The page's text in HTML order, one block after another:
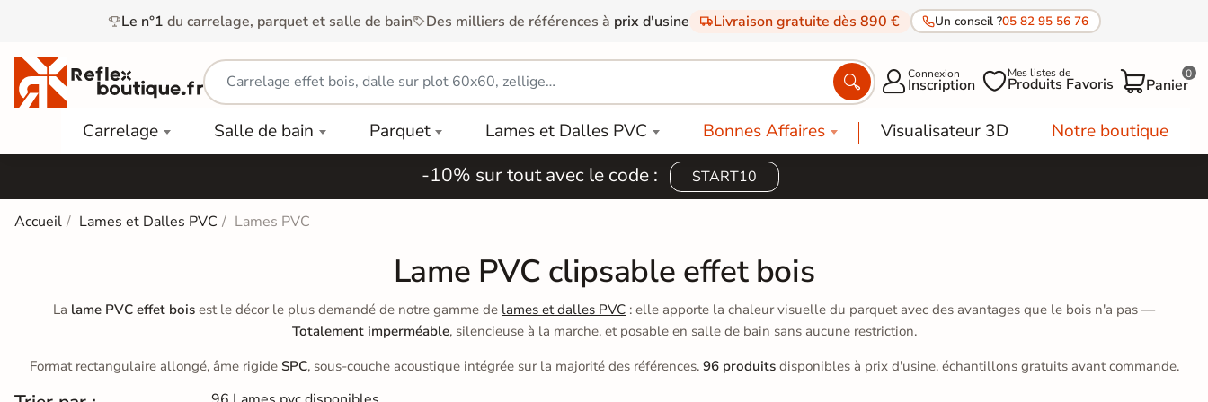
Le n°1 du carrelage, parquet et salle de bain Des milliers de références à prix d'usine Livraison gratuite dès 890 € Un conseil ?05 82 95 56 76
 Connexion
Inscription Mes listes de
Produits Favoris Panier
0
Carrelage
Carrelage
Extérieur
Dalle
Carrelage
Salle de
Colle &
Finition
Salle de bain
Douche
Carrelage
Salle de
Bain
Parquet
Contrecollé
Stratifié
Lames et Dalles PVC
TYPE
Dalles
Lames
Bonnes Affaires Visualisateur 3D Notre boutique
-10% sur tout avec le code : START10
Accueil Lames et Dalles PVC Lames PVC
Lame PVC clipsable effet bois
La lame PVC effet bois est le décor le plus demandé de notre gamme de lames et dalles PVC : elle apporte la chaleur visuelle du parquet avec des avantages que le bois n'a pas —
Totalement imperméable, silencieuse à la marche, et posable en salle de bain sans aucune restriction.
Format rectangulaire allongé, âme rigide SPC, sous-couche acoustique intégrée sur la majorité des références. 96 produitsdisponibles à prix d'usine, échantillons gratuits avant commande.